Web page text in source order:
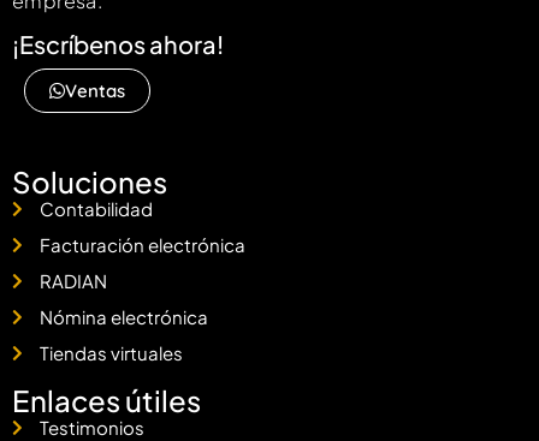
¡Escríbenos ahora!
Ventas
Soluciones
Contabilidad
Facturación electrónica
RADIAN
Nómina electrónica
Tiendas virtuales
Enlaces útiles
Testimonios